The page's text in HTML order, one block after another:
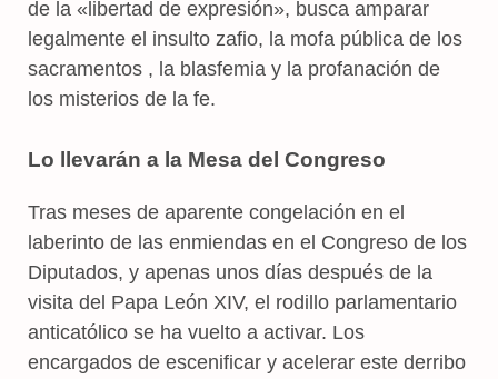
de la «libertad de expresión», busca amparar
legalmente el insulto zafio, la mofa pública de los
sacramentos , la blasfemia y la profanación de
los misterios de la fe.
Lo llevarán a la Mesa del Congreso
Tras meses de aparente congelación en el
laberinto de las enmiendas en el Congreso de los
Diputados, y apenas unos días después de la
visita del Papa León XIV, el rodillo parlamentario
anticatólico se ha vuelto a activar. Los
encargados de escenificar y acelerar este derribo